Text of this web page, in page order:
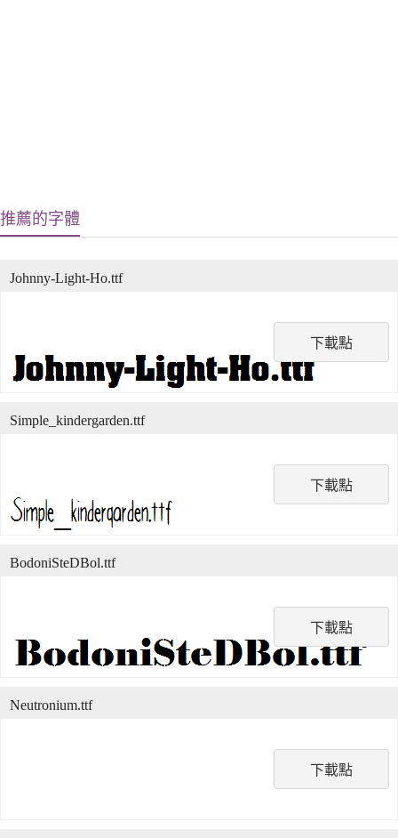
推薦的字體
下載點
Johnny-Light-Ho.ttf
下載點
Simple_kindergarden.ttf
下載點
BodoniSteDBol.ttf
下載點
Neutronium.ttf